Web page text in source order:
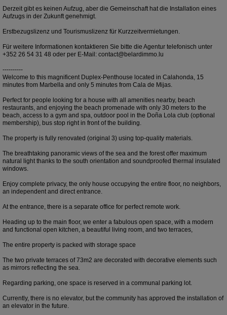
Derzeit gibt es keinen Aufzug, aber die Gemeinschaft hat die Installation eines
Aufzugs in der Zukunft genehmigt.
Erstbezugslizenz und Tourismuslizenz für Kurzzeitvermietungen.
Für weitere Informationen kontaktieren Sie bitte die Agentur telefonisch unter
+352 26 54 31 48 oder per E-Mail: contact@belardimmo.lu
----------
Welcome to this magnificent Duplex-Penthouse located in Calahonda, 15
minutes from Marbella and only 5 minutes from Cala de Mijas.
Perfect for people looking for a house with all amenities nearby, beach
restaurants, and enjoying the beach promenade with only 30 meters to the
beach, access to a gym and spa, outdoor pool in the Doña Lola club (optional
membership), bus stop right in front of the building.
The property is fully renovated (original 3) using top-quality materials.
The breathtaking panoramic views of the sea and the forest offer maximum
natural light thanks to the south orientation and soundproofed thermal insulated
windows.
Enjoy complete privacy, the only house occupying the entire floor, no neighbors,
an independent and direct entrance.
At the entrance, there is a separate office for perfect remote work.
Heading up to the main floor, we enter a fabulous open space, with a modern
and functional open kitchen, a beautiful living room, and two terraces,
The entire property is packed with storage space
The two private terraces of 73m2 are decorated with decorative elements such
as mirrors reflecting the sea.
Regarding parking, one space is reserved in a communal parking lot.
Currently, there is no elevator, but the community has approved the installation of
an elevator in the future.